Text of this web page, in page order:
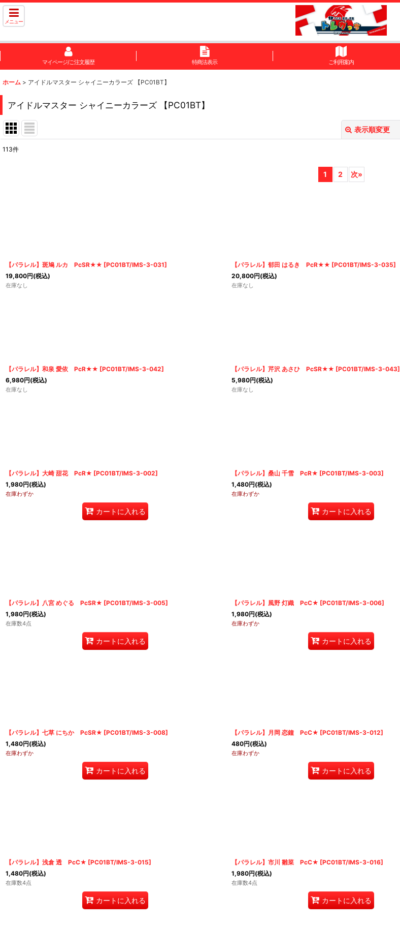
メニュー
マイページ/ご注文履歴 特商法表示 ご利用案内
ホーム > アイドルマスター シャイニーカラーズ 【PC01BT】
アイドルマスター シャイニーカラーズ 【PC01BT】
表示順変更
絞り込む
113件
1 2 次»
【パラレル】斑鳩 ルカ PcSR★★ [PC01BT/IMS-3-031]
19,800円(税込)
在庫なし
【パラレル】郁田 はるき PcR★★ [PC01BT/IMS-3-035]
20,800円(税込)
在庫なし
【パラレル】和泉 愛依 PcR★★ [PC01BT/IMS-3-042]
6,980円(税込)
在庫なし
【パラレル】芹沢 あさひ PcSR★★ [PC01BT/IMS-3-043]
5,980円(税込)
在庫なし
【パラレル】大崎 甜花 PcR★ [PC01BT/IMS-3-002]
1,980円(税込)
在庫わずか
カートに入れる
【パラレル】桑山 千雪 PcR★ [PC01BT/IMS-3-003]
1,480円(税込)
在庫わずか
カートに入れる
【パラレル】八宮 めぐる PcSR★ [PC01BT/IMS-3-005]
1,980円(税込)
在庫数4点
カートに入れる
【パラレル】風野 灯織 PcC★ [PC01BT/IMS-3-006]
1,980円(税込)
在庫わずか
カートに入れる
【パラレル】七草 にちか PcSR★ [PC01BT/IMS-3-008]
1,480円(税込)
在庫わずか
カートに入れる
【パラレル】月岡 恋鐘 PcC★ [PC01BT/IMS-3-012]
480円(税込)
在庫わずか
カートに入れる
【パラレル】浅倉 透 PcC★ [PC01BT/IMS-3-015]
1,480円(税込)
在庫数4点
カートに入れる
【パラレル】市川 雛菜 PcC★ [PC01BT/IMS-3-016]
1,980円(税込)
在庫数4点
カートに入れる